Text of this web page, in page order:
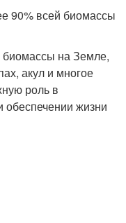
90% всей биомассы
на Земле,
акул и многое
роль в
обеспечении жизни